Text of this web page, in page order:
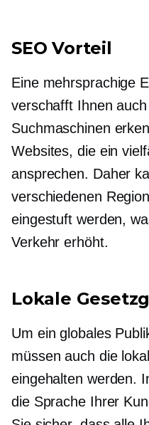
SEO Vorteil
Eine mehrsprachige
verschafft Ihnen
Suchmaschinen
Websites, die ein
ansprechen. Daher
verschiedenen
eingestuft werden,
Verkehr erhöht.
Lokale
Um ein globales
müssen auch die
eingehalten werden.
die Sprache Ihrer